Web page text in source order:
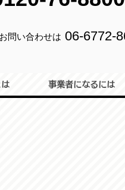
問い合わせは 06-6772-
事業者になるには